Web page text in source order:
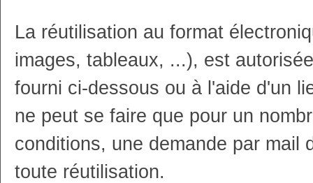
La réutilisation au format
images, tableaux, ...), est
fourni ci-dessous ou à l'aide d'un
ne peut se faire que pour un
conditions, une demande par mail
toute réutilisation.